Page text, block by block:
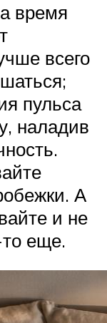
время
всего
пульса
наладив
А
и не
то еще.